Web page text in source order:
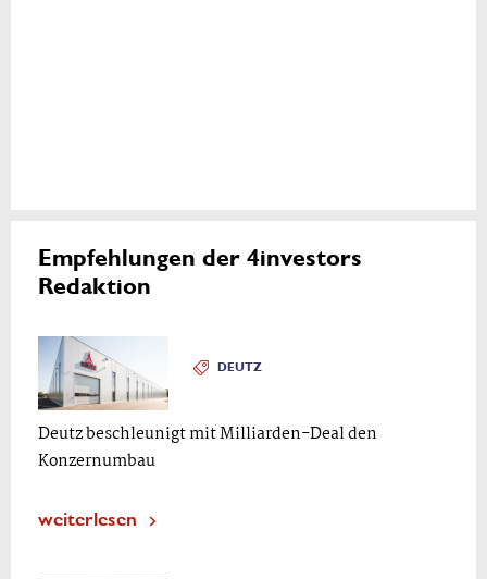
Empfehlungen der 4investors
Redaktion
DEUTZ
Deutz beschleunigt mit Milliarden-Deal den
Konzernumbau
weiterlesen